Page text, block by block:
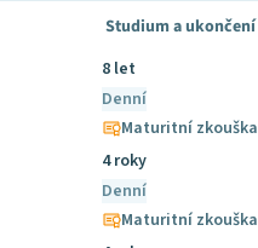
Studium a ukončení
8 let
Denní
Maturitní zkouška
4 roky
Denní
Maturitní zkouška